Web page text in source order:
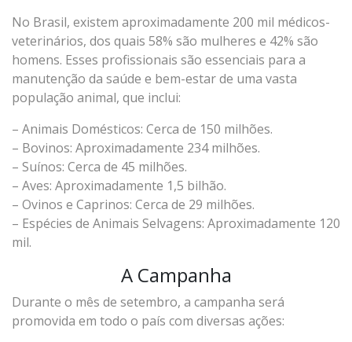
No Brasil, existem aproximadamente 200 mil médicos-
veterinários, dos quais 58% são mulheres e 42% são
homens. Esses profissionais são essenciais para a
manutenção da saúde e bem-estar de uma vasta
população animal, que inclui:
– Animais Domésticos: Cerca de 150 milhões.
– Bovinos: Aproximadamente 234 milhões.
– Suínos: Cerca de 45 milhões.
– Aves: Aproximadamente 1,5 bilhão.
– Ovinos e Caprinos: Cerca de 29 milhões.
– Espécies de Animais Selvagens: Aproximadamente 120
mil.
A Campanha
Durante o mês de setembro, a campanha será
promovida em todo o país com diversas ações: